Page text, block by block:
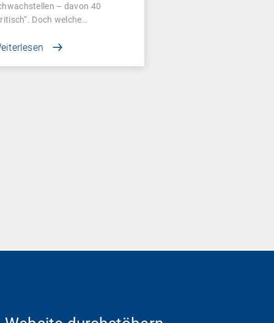
– davon 40
Doch welche…